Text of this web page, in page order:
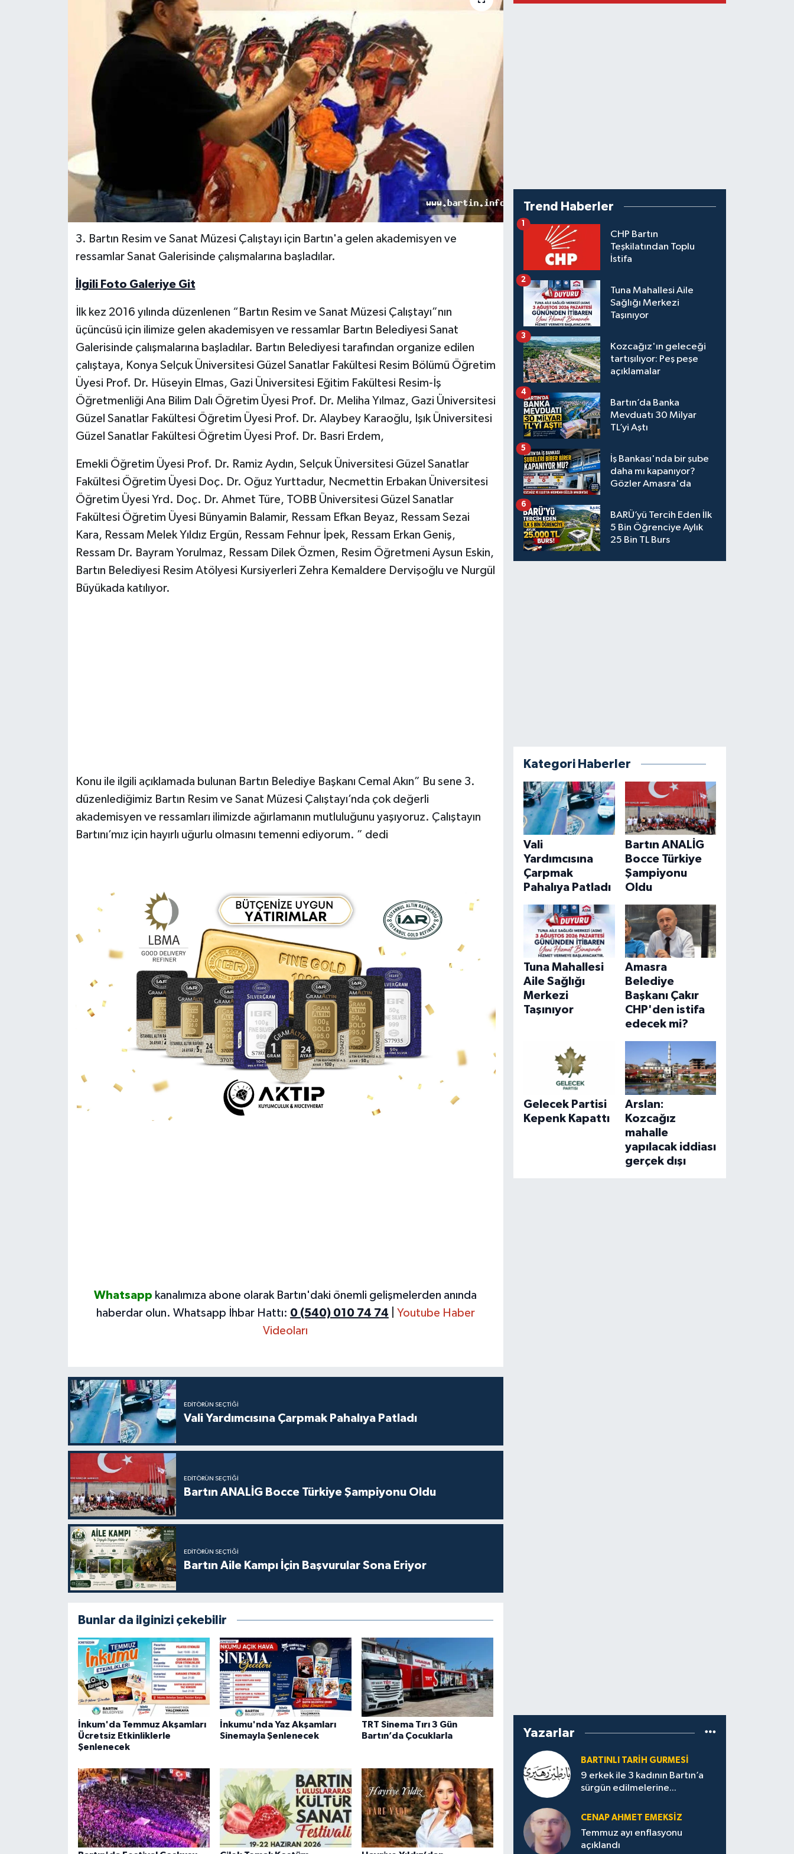
3. Bartın Resim ve Sanat Müzesi Çalıştayı için Bartın'a gelen akademisyen ve
ressamlar Sanat Galerisinde çalışmalarına başladılar.
İlgili Foto Galeriye Git
İlk kez 2016 yılında düzenlenen “Bartın Resim ve Sanat Müzesi Çalıştayı”nın
üçüncüsü için ilimize gelen akademisyen ve ressamlar Bartın Belediyesi Sanat
Galerisinde çalışmalarına başladılar. Bartın Belediyesi tarafından organize edilen
çalıştaya, Konya Selçuk Üniversitesi Güzel Sanatlar Fakültesi Resim Bölümü Öğretim
Üyesi Prof. Dr. Hüseyin Elmas, Gazi Üniversitesi Eğitim Fakültesi Resim-İş
Öğretmenliği Ana Bilim Dalı Öğretim Üyesi Prof. Dr. Meliha Yılmaz, Gazi Üniversitesi
Güzel Sanatlar Fakültesi Öğretim Üyesi Prof. Dr. Alaybey Karaoğlu, Işık Üniversitesi
Güzel Sanatlar Fakültesi Öğretim Üyesi Prof. Dr. Basri Erdem,
Emekli Öğretim Üyesi Prof. Dr. Ramiz Aydın, Selçuk Üniversitesi Güzel Sanatlar
Fakültesi Öğretim Üyesi Doç. Dr. Oğuz Yurttadur, Necmettin Erbakan Üniversitesi
Öğretim Üyesi Yrd. Doç. Dr. Ahmet Türe, TOBB Üniversitesi Güzel Sanatlar
Fakültesi Öğretim Üyesi Bünyamin Balamir, Ressam Efkan Beyaz, Ressam Sezai
Kara, Ressam Melek Yıldız Ergün, Ressam Fehnur İpek, Ressam Erkan Geniş,
Ressam Dr. Bayram Yorulmaz, Ressam Dilek Özmen, Resim Öğretmeni Aysun Eskin,
Bartın Belediyesi Resim Atölyesi Kursiyerleri Zehra Kemaldere Dervişoğlu ve Nurgül
Büyükada katılıyor.
Konu ile ilgili açıklamada bulunan Bartın Belediye Başkanı Cemal Akın” Bu sene 3.
düzenlediğimiz Bartın Resim ve Sanat Müzesi Çalıştayı’nda çok değerli
akademisyen ve ressamları ilimizde ağırlamanın mutluluğunu yaşıyoruz. Çalıştayın
Bartını’mız için hayırlı uğurlu olmasını temenni ediyorum. ” dedi
Whatsapp kanalımıza abone olarak Bartın'daki önemli gelişmelerden anında
haberdar olun. Whatsapp İhbar Hattı: 0 (540) 010 74 74
Youtube Haber
Videoları
EDITÖRÜN SEÇTIĞI
Vali Yardımcısına Çarpmak Pahalıya Patladı
EDITÖRÜN SEÇTIĞI
Bartın ANALİG Bocce Türkiye Şampiyonu Oldu
EDITÖRÜN SEÇTIĞI
Bartın Aile Kampı İçin Başvurular Sona Eriyor
Bunlar da ilginizi çekebilir
İnkum'da Temmuz Akşamları
Ücretsiz Etkinliklerle
Şenlenecek
İnkumu'nda Yaz Akşamları
Sinemayla Şenlenecek
TRT Sinema Tırı 3 Gün
Bartın’da Çocuklarla
Trend Haberler
CHP Bartın
Teşkilatından Toplu
İstifa
1
Tuna Mahallesi Aile
Sağlığı Merkezi
Taşınıyor
2
Kozcağız'ın geleceği
tartışılıyor: Peş peşe
açıklamalar
3
Bartın’da Banka
Mevduatı 30 Milyar
TL’yi Aştı
4
İş Bankası'nda bir şube
daha mı kapanıyor?
Gözler Amasra'da
5
BARÜ’yü Tercih Eden İlk
5 Bin Öğrenciye Aylık
25 Bin TL Burs
6
Kategori Haberler
Vali
Yardımcısına
Çarpmak
Pahalıya Patladı
Bartın ANALİG
Bocce Türkiye
Şampiyonu
Oldu
Tuna Mahallesi
Aile Sağlığı
Merkezi
Taşınıyor
Amasra
Belediye
Başkanı Çakır
CHP'den istifa
edecek mi?
Gelecek Partisi
Kepenk Kapattı
Arslan:
Kozcağız
mahalle
yapılacak iddiası
gerçek dışı
Yazarlar
BARTINLI TARIH GURMESI
9 erkek ile 3 kadının Bartın’a
sürgün edilmelerine...
CENAP AHMET EMEKSİZ
Temmuz ayı enflasyonu
açıklandı
Yerel Yönetimler